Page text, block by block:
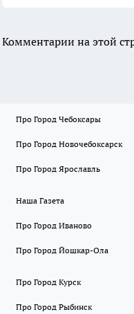
Комментарии на этой
Про Город Чебоксары
Про Город Новочебоксарск
Про Город Ярославль
Наша Газета
Про Город Иваново
Про Город Йошкар-Ола
Про Город Курск
Про Город Рыбинск